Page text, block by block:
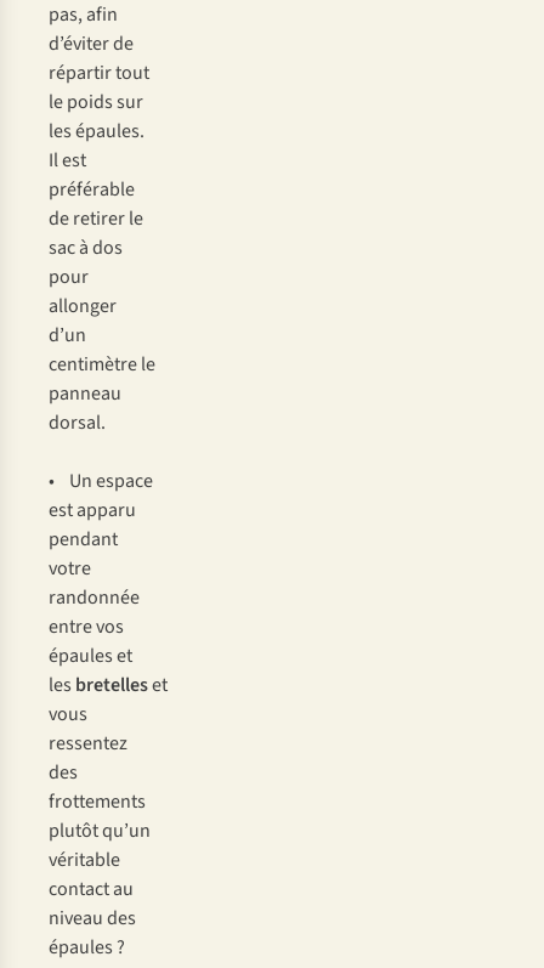
pas, afin
d’éviter de
répartir tout
le poids sur
les épaules.
Il est
préférable
de retirer le
sac à dos
pour
allonger
d’un
centimètre le
panneau
dorsal.
• Un espace
est apparu
pendant
votre
randonnée
entre vos
épaules et
les bretelleset
vous
ressentez
des
frottements
plutôt qu’un
véritable
contact au
niveau des
épaules ?